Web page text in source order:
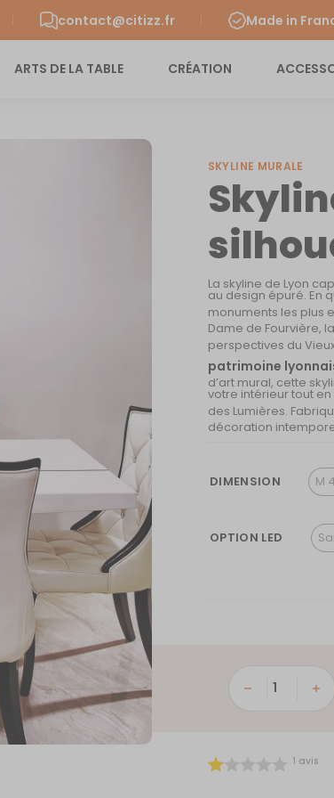
contact@citizz.fr Made in
ARTS DE LA TABLE CRÉATION
SKYLINE MURALE
La skyline de Lyon
au design épuré. En
monuments les plus
Dame de Fourvière,
perspectives du
patrimoine
d’art mural, cette
votre intérieur tout
des Lumières.
décoration
DIMENSION M
OPTION LED
quantité
1 avis